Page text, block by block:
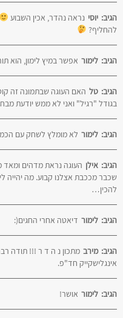
יוסי הגיב: נראה נהדר, אכין השבוע
להחליף?
לימור הגיב: אפשר במיץ לימון, הוא
טל הגיב:
בגודל "רגיל" ואני לא ממש יודעת
לימור הגיב: לא מומלץ לשחק עם
אילן הגיב:
העוגה נראת מדהים ומאד
שכבר מככבת אצלנו קבוע. מה
להכין…
לימור הגיב: דיאטה אחרי החגים(:
מירב הגיב:
מתכון נ ה ד ר !!! תודה
אינגלישקייק חד"פ.
לימור הגיב: אושר!